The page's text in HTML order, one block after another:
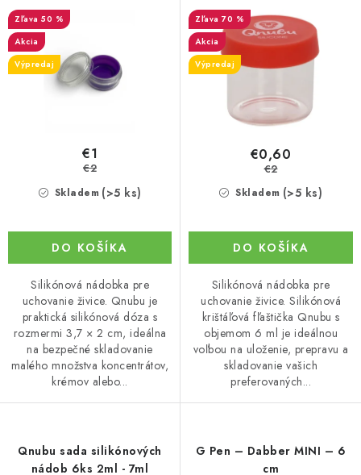
d
u
k
t
r
o
d
u
50 %
Akcia
Výpredaj
Skladem (>5 ks)
€1
€2
DO KOŠÍKA
Silikónová nádobka pre
uchovanie živice. Qnubu je
praktická silikónová dóza s
rozmermi 3,7 × 2 cm, ideálna
na bezpečné skladovanie
malého množstva koncentrátov,
krémov alebo...
70 %
Akcia
Výpredaj
Skladem (>5 ks)
€0,60
€2
DO KOŠÍKA
Silikónová nádobka pre
uchovanie živice. Silikónová
krištáľová fľaštička Qnubu s
objemom 6 ml je ideálnou
voľbou na uloženie, prepravu a
skladovanie vašich
preferovaných...
Qnubu sada silikónových
nádob 6ks 2ml - 7ml
G Pen – Dabber MINI – 6
cm